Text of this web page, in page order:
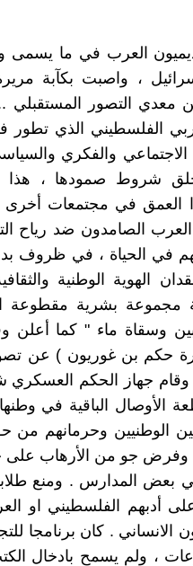
العرب في ما يسمى
، واصبت بكآبة
معدي التصور المستقبلي
الفلسطيني الذي تطور
والفكري
شروط صمودها ، هذا
العمق في مجتمعات
الصامدون ضد رياح
في الحياة ، في ظروف
الهوية الوطنية
مجموعة بشرية مقطوعة
وسقاة ماء " كما أعلن
حكم بن غوريون ) عن
وقام جهاز الحكم العسكري
الأوصال الباقية في
الوطنيين وحرمانهم
وفرض جو من الأرهاب على
بعض المدارس . ومنع
أدبهم الفلسطيني او
. كان برنامجا
، ولم يسمح بادخال